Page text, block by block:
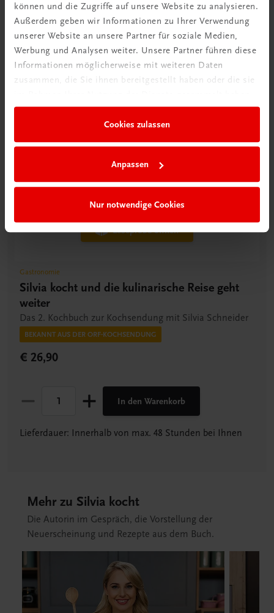
können und die Zugriffe auf unsere Website zu analysieren.
Außerdem geben wir Informationen zu Ihrer Verwendung
unserer Website an unsere Partner für soziale Medien,
Werbung und Analysen weiter. Unsere Partner führen diese
Informationen möglicherweise mit weiteren Daten
zusammen, die Sie ihnen bereitgestellt haben oder die sie
Cookies zulassen
Anpassen
Nur notwendige Cookies
Leseprobe öffnen
Gastronomie
Silvia kocht und die kulinarische Reise geht
weiter
Das 2. Kochbuch zur Kochsendung mit Silvia Schneider
BEKANNT AUS DER ORF-KOCHSENDUNG
€ 26,90
In den Warenkorb
Lieferdauer: Innerhalb von max. 48 Stunden bei Ihnen
Mehr zu Silvia kocht
Die Autorin im Gespräch, die Vorstellung der
Neuerscheinung und Rezepte aus dem Buch.